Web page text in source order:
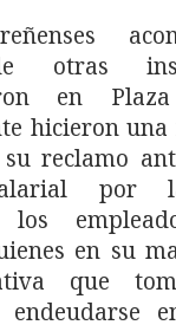
otras
en
hicieron una
reclamo
por
los
en su
que
endeudarse